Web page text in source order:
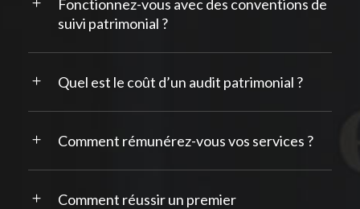
Fonctionnez-vous avec des conventions de
suivi patrimonial ?
Quel est le coût d’un audit patrimonial ?
Comment rémunérez-vous vos services ?
Comment réussir un premier